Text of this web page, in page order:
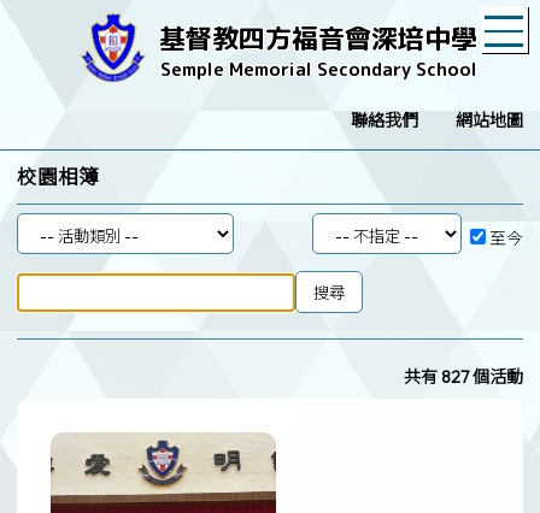
基督教四方福音會深培中學
Semple Memorial Secondary School
聯絡我們 網站地圖
校園相簿
至今
共有 827 個活動